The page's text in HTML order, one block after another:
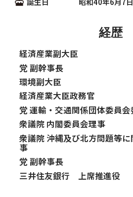
経歴
経済産業副大臣
党 副幹事長
環境副大臣
経済産業大臣政務官
党 運輸・交通関係団体委員
衆議院 内閣委員会理事
衆議院 沖縄及び北方問題等
事
党 副幹事長
三井住友銀行 上席推進役